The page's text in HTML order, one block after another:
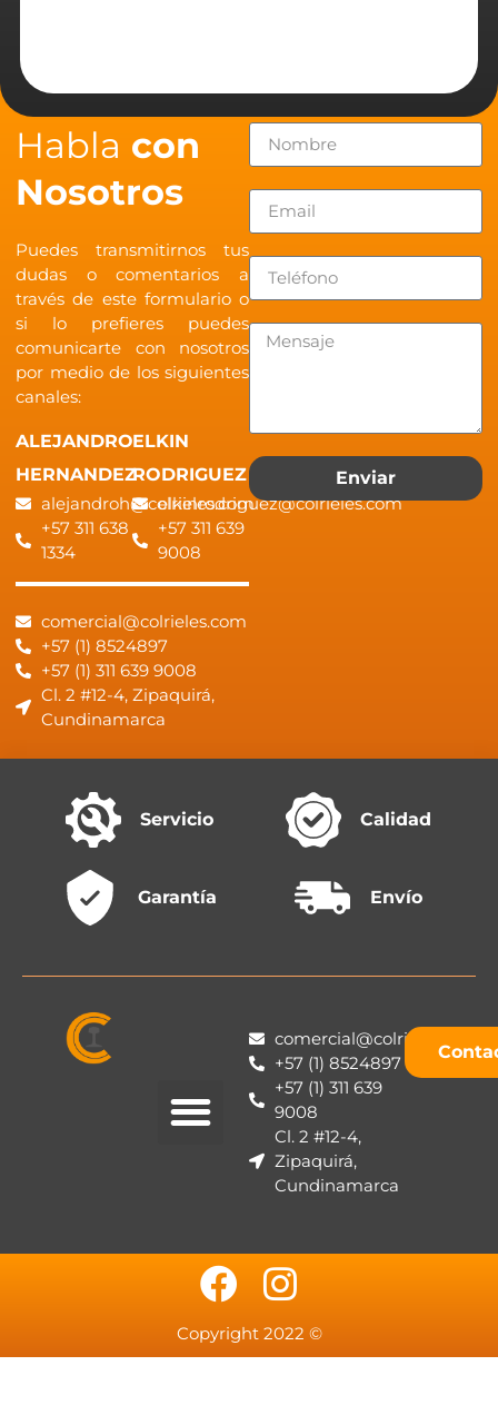
Habla con
Nosotros
Puedes transmitirnos tus
dudas o comentarios a
través de este formulario o
si lo prefieres puedes
comunicarte con nosotros
por medio de los siguientes
canales:
ALEJANDRO
HERNANDEZ
alejandroh@colrieles.com
+57 311 638
1334
ELKIN
RODRIGUEZ
elkinrodriguez@colrieles.com
+57 311 639
9008
comercial@colrieles.com
+57 (1) 8524897
+57 (1) 311 639 9008
Cl. 2 #12-4, Zipaquirá,
Cundinamarca
Enviar
Servicio Calidad
Garantía Envío
comercial@colrieles.com
+57 (1) 8524897
+57 (1) 311 639
9008
Cl. 2 #12-4,
Zipaquirá,
Cundinamarca
Copyright 2022 ©